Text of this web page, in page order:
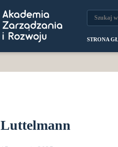
STRONA
Luttelmann